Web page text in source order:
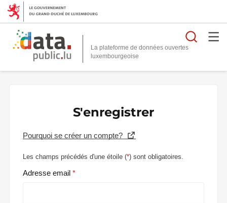
La plateforme de données ouvertes
S'enregistrer
Pourquoi se créer un compte?
Les champs précédés d'une étoile (*) sont obligatoires.
Adresse email